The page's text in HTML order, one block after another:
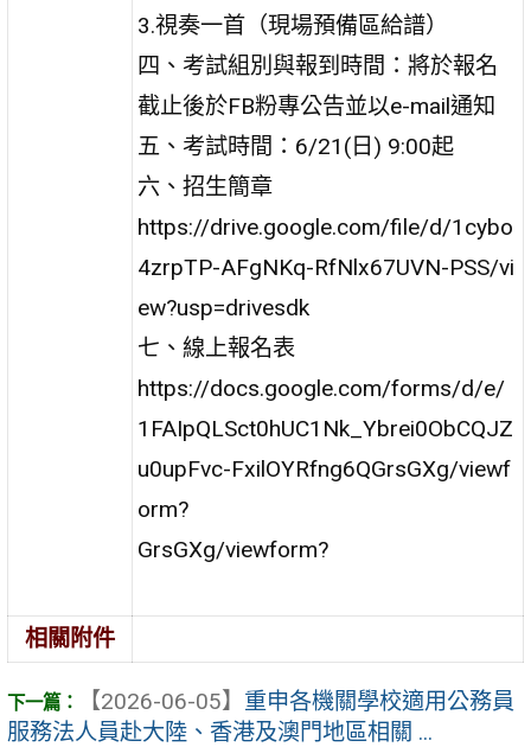
3.視奏一首（現場預備區給譜）
四、考試組別與報到時間：將於報名
截止後於FB粉專公告並以e-mail通知
五、考試時間：6/21(日) 9:00起
六、招生簡章
https://drive.google.com/file/d/1cybo
4zrpTP-AFgNKq-RfNlx67UVN-PSS/vi
ew?usp=drivesdk
七、線上報名表
https://docs.google.com/forms/d/e/
1FAIpQLSct0hUC1Nk_Ybrei0ObCQJZ
u0upFvc-FxilOYRfng6QGrsGXg/viewf
orm?
GrsGXg/viewform?
相關附件
【2026-06-05】 重申各機關學校適用公務員
服務法人員赴大陸、香港及澳門地區相關 ...